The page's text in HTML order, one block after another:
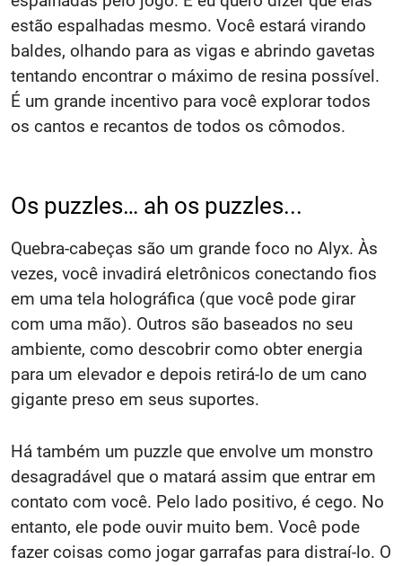
estão espalhadas mesmo. Você estará virando
baldes, olhando para as vigas e abrindo gavetas
tentando encontrar o máximo de resina possível.
É um grande incentivo para você explorar todos
os cantos e recantos de todos os cômodos.
Os puzzles… ah os puzzles...
Quebra-cabeças são um grande foco no Alyx. Às
vezes, você invadirá eletrônicos conectando fios
em uma tela holográfica (que você pode girar
com uma mão). Outros são baseados no seu
ambiente, como descobrir como obter energia
para um elevador e depois retirá-lo de um cano
gigante preso em seus suportes.
Há também um puzzle que envolve um monstro
desagradável que o matará assim que entrar em
contato com você. Pelo lado positivo, é cego. No
entanto, ele pode ouvir muito bem. Você pode
fazer coisas como jogar garrafas para distraí-lo. O